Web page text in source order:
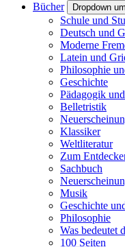
Bücher
Dropdown
Schule und
Deutsch und
Moderne
Latein und
Philosophie
Geschichte
Pädagogik
Belletristik
Klassiker
Weltliteratur
Zum
Sachbuch
Musik
Geschichte
Philosophie
Was bedeutet
100 Seiten